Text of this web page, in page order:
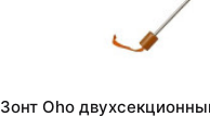
Зонт Oho